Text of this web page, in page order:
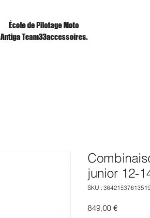
École de Pilotage Moto
Antiga Team33accessoires.
junior 12-
SKU :
849,00 €Prix